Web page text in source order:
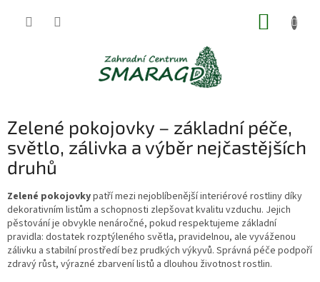
Zelené pokojovky – základní péče,
světlo, zálivka a výběr nejčastějších
druhů
Zelené pokojovkypatří mezi nejoblíbenější interiérové rostliny díky
dekorativním listům a schopnosti zlepšovat kvalitu vzduchu. Jejich
pěstování je obvykle nenáročné, pokud respektujeme základní
pravidla: dostatek rozptýleného světla, pravidelnou, ale vyváženou
zálivku a stabilní prostředí bez prudkých výkyvů. Správná péče podpoří
zdravý růst, výrazné zbarvení listů a dlouhou životnost rostlin.